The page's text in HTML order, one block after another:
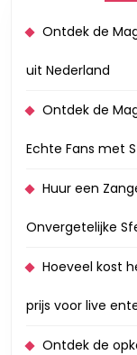
Ontdek de
uit Nederland
Ontdek de
Echte Fans met
Huur een
Onvergetelijke
Hoeveel kost
prijs voor live
Ontdek de